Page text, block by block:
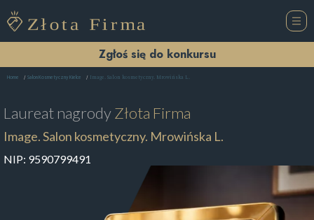
Zgłoś się do konkursu
Home Salon Kosmetyczny Kielce Image. Salon kosmetyczny. Mrowińska L.
Laureat nagrodyZłota Firma
Image. Salon kosmetyczny. Mrowińska L.
NIP: 9590799491